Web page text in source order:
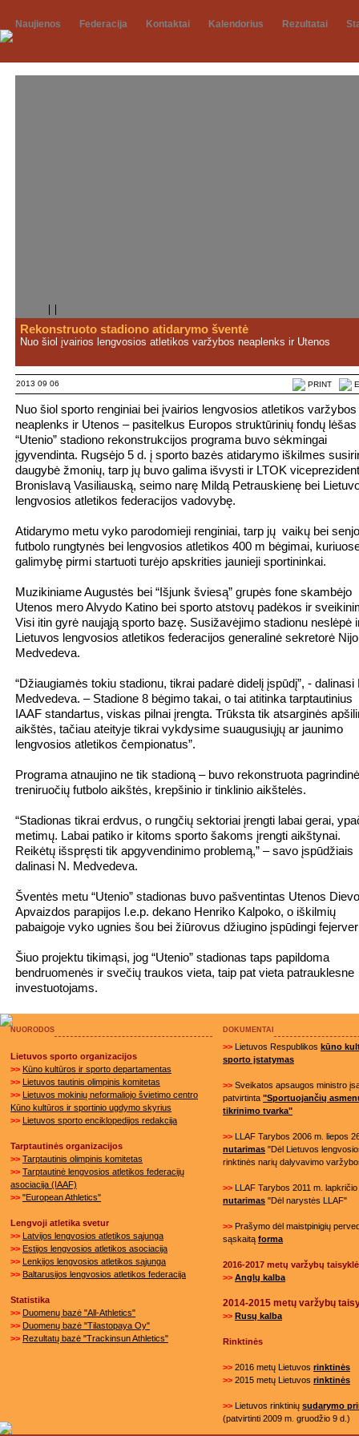
Naujienos Federacija Kontaktai Kalendorius Rezultatai
Rekonstruoto stadiono atidarymo šventė
Nuo šiol įvairios lengvosios atletikos varžybos neaplenks ir Utenos
2013 09 06 PRINT
Nuo šiol sporto renginiai bei įvairios lengvosios atletikos varžybos
neaplenks ir Utenos – pasitelkus Europos struktūrinių fondų lėšas
“Utenio” stadiono rekonstrukcijos programa buvo sėkmingai
įgyvendinta. Rugsėjo 5 d. į sporto bazės atidarymo iškilmes
daugybė žmonių, tarp jų buvo galima išvysti ir LTOK
Bronislavą Vasiliauską, seimo narę Mildą Petrauskienę bei
lengvosios atletikos federacijos vadovybę.
Atidarymo metu vyko parodomieji renginiai, tarp jų vaikų bei
futbolo rungtynės bei lengvosios atletikos 400 m bėgimai,
galimybę pirmi startuoti turėjo apskrities jaunieji sportininkai.
Muzikiniame Augustės bei “Išjunk šviesą” grupės fone skambėjo
Utenos mero Alvydo Katino bei sporto atstovų padėkos ir
Visi itin gyrė naująją sporto bazę. Susižavėjimo stadionu neslėpė
Lietuvos lengvosios atletikos federacijos generalinė sekretorė
Medvedeva.
“Džiaugiamės tokiu stadionu, tikrai padarė didelį įspūdį”, - dalinasi
Medvedeva. – Stadione 8 bėgimo takai, o tai atitinka tarptautinius
IAAF standartus, viskas pilnai įrengta. Trūksta tik atsarginės
aikštės, tačiau ateityje tikrai vykdysime suaugusiųjų ar jaunimo
lengvosios atletikos čempionatus”.
Programa atnaujino ne tik stadioną – buvo rekonstruota
treniruočių futbolo aikštės, krepšinio ir tinklinio aikštelės.
“Stadionas tikrai erdvus, o rungčių sektoriai įrengti labai gerai,
metimų. Labai patiko ir kitoms sporto šakoms įrengti aikštynai.
Reikėtų išspręsti tik apgyvendinimo problemą,” – savo įspūdžiais
dalinasi N. Medvedeva.
Šventės metu “Utenio” stadionas buvo pašventintas Utenos Dievo
Apvaizdos parapijos l.e.p. dekano Henriko Kalpoko, o iškilmių
pabaigoje vyko ugnies šou bei žiūrovus džiugino įspūdingi
Šiuo projektu tikimąsi, jog “Utenio” stadionas taps papildoma
bendruomenės ir svečių traukos vieta, taip pat vieta patrauklesne
investuotojams.
NUORODOS
Lietuvos sporto organizacijos
>> Kūno kultūros ir sporto departamentas
>> Lietuvos tautinis olimpinis komitetas
>> Lietuvos mokinių neformaliojo švietimo centro
Kūno kultūros ir sportinio ugdymo skyrius
>> Lietuvos sporto enciklopedijos redakcija
Tarptautinės organizacijos
>> Tarptautinis olimpinis komitetas
>> Tarptautinė lengvosios atletikos federacijų
asociacija (IAAF)
>> "European Athletics"
Lengvoji atletika svetur
>> Latvijos lengvosios atletikos sąjunga
>> Estijos lengvosios atletikos asociacija
>> Lenkijos lengvosios atletikos sąjunga
>> Baltarusijos lengvosios atletikos federacija
Statistika
>> Duomenų bazė "All-Athletics"
>> Duomenų bazė "Tilastopaya Oy"
>> Rezultatų bazė "Trackinsun Athletics"
DOKUMENTAI
>> Lietuvos Respublikos kūno
sporto įstatymas
>> Sveikatos apsaugos ministro
patvirtinta "Sportuojančių
tikrinimo tvarka"
>> LLAF Tarybos 2006 m. liepos
nutarimas "Dėl Lietuvos
rinktinės narių dalyvavimo
>> LLAF Tarybos 2011 m. lapkričio
nutarimas "Dėl narystės LLAF"
>> Prašymo dėl maistpinigių
sąskaitą forma
2016-2017 metų varžybų
>> Anglų kalba
2014-2015 metų varžybų
>> Rusų kalba
Rinktinės
>> 2016 metų Lietuvos rinktinės
>> 2015 metų Lietuvos rinktinės
>> Lietuvos rinktinių sudarymo
(patvirtinti 2009 m. gruodžio 9 d.)